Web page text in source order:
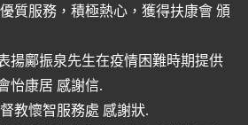
質服務，積極熱心，獲得扶康會 頒
揚鄺振泉先生在疫情困難時期提供
怡康居 感謝信.
教懷智服務處 感謝狀.